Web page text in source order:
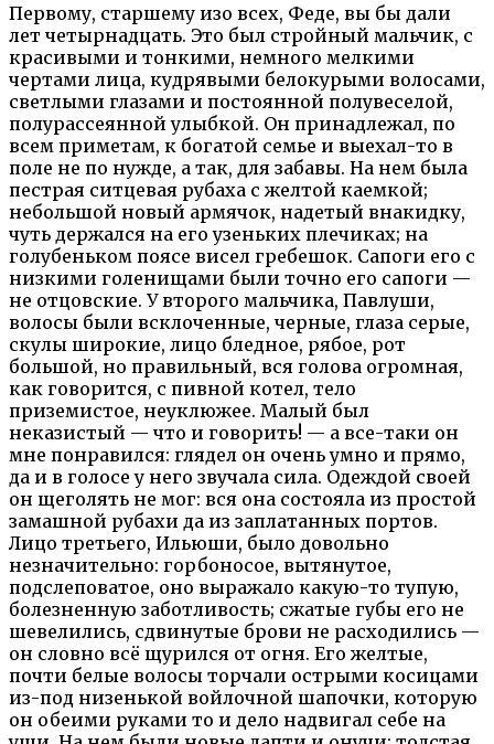
Первому, старшему изо всех, Феде, вы бы дали
лет четырнадцать. Это был стройный мальчик, с
красивыми и тонкими, немного мелкими
чертами лица, кудрявыми белокурыми волосами,
светлыми глазами и постоянной полувеселой,
полурассеянной улыбкой. Он принадлежал, по
всем приметам, к богатой семье и выехал-то в
поле не по нужде, а так, для забавы. На нем была
пестрая ситцевая рубаха с желтой каемкой;
небольшой новый армячок, надетый внакидку,
чуть держался на его узеньких плечиках; на
голубеньком поясе висел гребешок. Сапоги его с
низкими голенищами были точно его сапоги —
не отцовские. У второго мальчика, Павлуши,
волосы были всклоченные, черные, глаза серые,
скулы широкие, лицо бледное, рябое, рот
большой, но правильный, вся голова огромная,
как говорится, с пивной котел, тело
приземистое, неуклюжее. Малый был
неказистый — что и говорить! — а все-таки он
мне понравился: глядел он очень умно и прямо,
да и в голосе у него звучала сила. Одеждой своей
он щеголять не мог: вся она состояла из простой
замашной рубахи да из заплатанных портов.
Лицо третьего, Ильюши, было довольно
незначительно: горбоносое, вытянутое,
подслеповатое, оно выражало какую-то тупую,
болезненную заботливость; сжатые губы его не
шевелились, сдвинутые брови не расходились —
он словно всё щурился от огня. Его желтые,
почти белые волосы торчали острыми косицами
из-под низенькой войлочной шапочки, которую
он обеими руками то и дело надвигал себе на